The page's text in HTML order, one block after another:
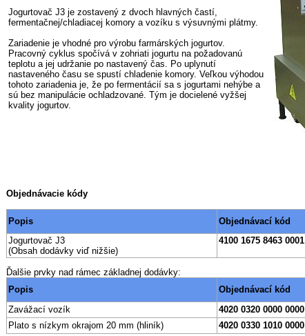
Jogurtovač J3 je zostavený z dvoch hlavných častí,
fermentačnej/chladiacej komory a vozíku s výsuvnými plátmy.
Zariadenie je vhodné pro výrobu farmárských jogurtov.
Pracovný cyklus spočívá v zohriati jogurtu na požadovanú
teplotu a jej udržanie po nastavený čas. Po uplynutí
nastaveného času se spustí chladenie komory. Veľkou výhodou
tohoto zariadenia je, že po fermentácií sa s jogurtami nehýbe a
sú bez manipulácie ochladzované. Tým je docielené vyžšej
kvality jogurtov.
Objednávacie kódy
Popis Objednávací kód
Jogurtovač J3
(Obsah dodávky viď nižšie)
4100 1675 8463 0001
Ďalšie prvky nad rámec základnej dodávky:
Popis
Objednávací kód
Zavážací vozík
4020 0320 0000 0000
Plato s nízkym okrajom 20 mm (hliník)
4020 0330 1010 0000